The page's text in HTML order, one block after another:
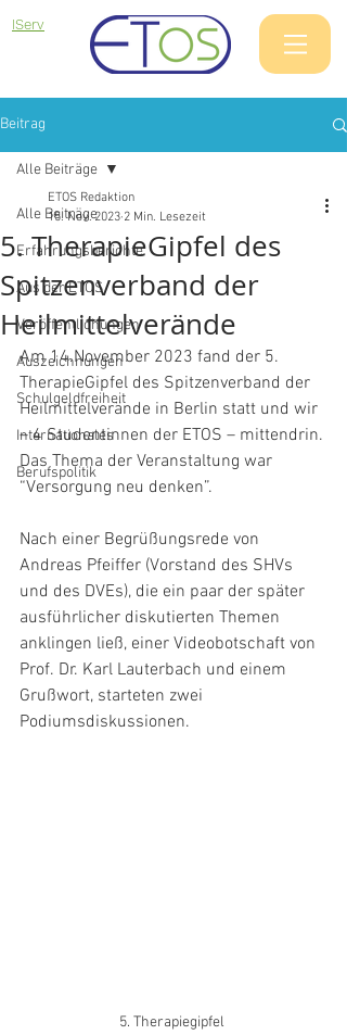
IServ
Beitrag
Alle Beiträge
Erfahrungsberichte
Aus der ETOS
Veröffentlichungen
Auszeichnungen
Schulgeldfreiheit
Internationales
Berufspolitik
Alle Beiträge
5. TherapieGipfel des
Spitzenverband der
Heilmittelverände
ETOS Redaktion
15. Nov. 2023 2 Min. Lesezeit
Am 14.November 2023 fand der 5.
TherapieGipfel des Spitzenverband der
Heilmittelverände in Berlin statt und wir
– 4 Studentinnen der ETOS – mittendrin.
Das Thema der Veranstaltung war
“Versorgung neu denken”.
Nach einer Begrüßungsrede von
Andreas Pfeiffer (Vorstand des SHVs
und des DVEs), die ein paar der später
ausführlicher diskutierten Themen
anklingen ließ, einer Videobotschaft von
Prof. Dr. Karl Lauterbach und einem
Grußwort, starteten zwei
Podiumsdiskussionen.
5. Therapiegipfel